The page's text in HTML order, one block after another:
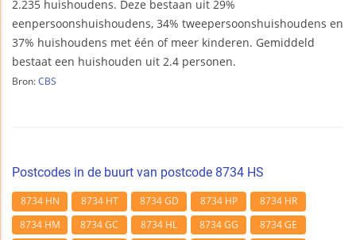
2.235 huishoudens. Deze bestaan uit 29%
eenpersoonshuishoudens, 34% tweepersoonshuishoudens en
37% huishoudens met één of meer kinderen. Gemiddeld
bestaat een huishouden uit 2.4 personen.
Bron: CBS
Postcodes in de buurt van postcode 8734 HS
8734 HN 8734 HT 8734 GD 8734 HP
8734 HR
8734 HM
8734 GC 8734 HL 8734 GG
8734 GE